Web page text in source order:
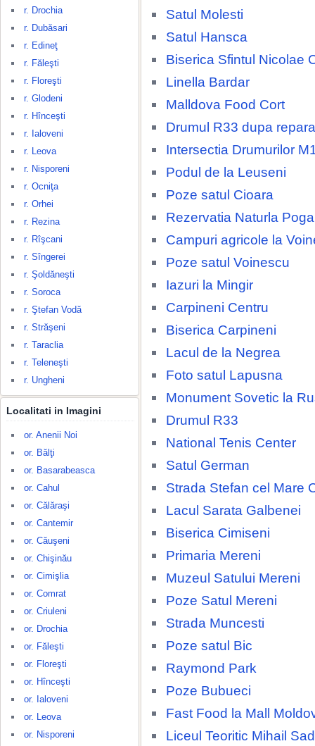
r. Drochia
r. Dubăsari
r. Edineţ
r. Făleşti
r. Floreşti
r. Glodeni
r. Hînceşti
r. Ialoveni
r. Leova
r. Nisporeni
r. Ocniţa
r. Orhei
r. Rezina
r. Rîşcani
r. Sîngerei
r. Şoldăneşti
r. Soroca
r. Ştefan Vodă
r. Străşeni
r. Taraclia
r. Teleneşti
r. Ungheni
Localitati in Imagini
or. Anenii Noi
or. Bălţi
or. Basarabeasca
or. Cahul
or. Călăraşi
or. Cantemir
or. Căuşeni
or. Chişinău
or. Cimişlia
or. Comrat
or. Criuleni
or. Drochia
or. Făleşti
or. Floreşti
or. Hînceşti
or. Ialoveni
or. Leova
or. Nisporeni
Satul Molesti
Satul Hansca
Biserica Sfintul Nicolae
Linella Bardar
Malldova Food Cort
Drumul R33 dupa
Intersectia Drumurilor
Podul de la Leuseni
Poze satul Cioara
Rezervatia Naturla
Campuri agricole la
Poze satul Voinescu
Iazuri la Mingir
Carpineni Centru
Biserica Carpineni
Lacul de la Negrea
Foto satul Lapusna
Monument Sovetic la
Drumul R33
National Tenis Center
Satul German
Strada Stefan cel Mare
Lacul Sarata Galbenei
Biserica Cimiseni
Primaria Mereni
Muzeul Satului Mereni
Poze Satul Mereni
Strada Muncesti
Poze satul Bic
Raymond Park
Poze Bubueci
Fast Food la Mall
Liceul Teoritic Mihail